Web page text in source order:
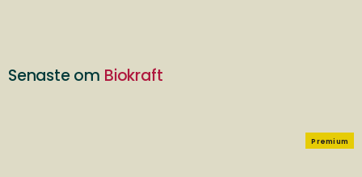
Senaste om Biokraft
Premium